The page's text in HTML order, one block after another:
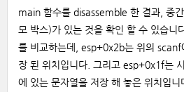
main 함수를 disassemble 한 결과, 중
모 박스)가 있는 것을 확인 할 수 있습
를 비교하는데, esp+0x2b는 위의 scanf
장 된 위치입니다. 그리고 esp+0x1f는
에 있는 문자열을 저장 해 놓은 위치입니